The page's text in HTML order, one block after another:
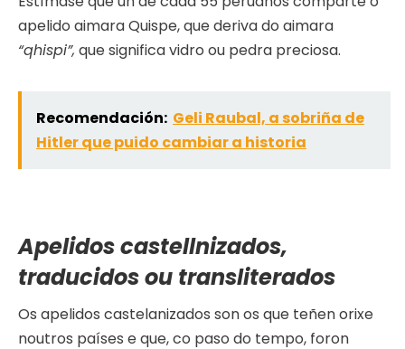
apelido aimara Quispe, que deriva do aimara
“qhispi”, que significa vidro ou pedra preciosa.
Recomendación: Geli Raubal, a sobriña de
Hitler que puido cambiar a historia
Apelidos castellnizados,
traducidos ou transliterados
Os apelidos castelanizados son os que teñen orixe
noutros países e que, co paso do tempo, foron